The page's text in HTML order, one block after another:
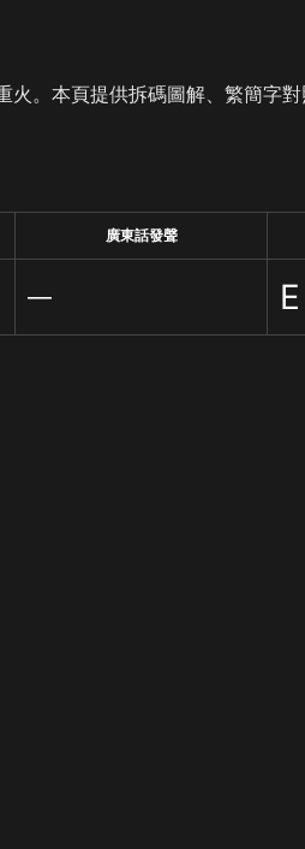
。本頁提供拆碼圖解、繁簡字
廣東話發聲
— Ε